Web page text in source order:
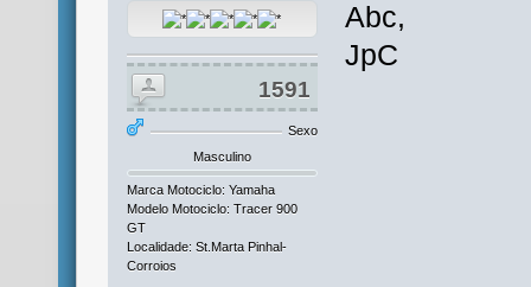
1591
Sexo
Masculino
Marca Motociclo: Yamaha
Modelo Motociclo: Tracer 900
GT
Localidade: St.Marta Pinhal-
Corroios
Abc,
JpC